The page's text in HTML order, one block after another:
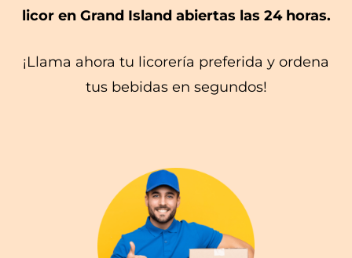
licor en Grand Island abiertas las 24 horas.
¡Llama ahora tu licorería preferida y ordena
tus bebidas en segundos!